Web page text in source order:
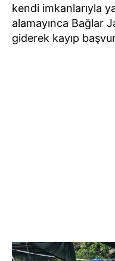
kendi imkanlarıyla
alamayınca Bağlar
giderek kayıp